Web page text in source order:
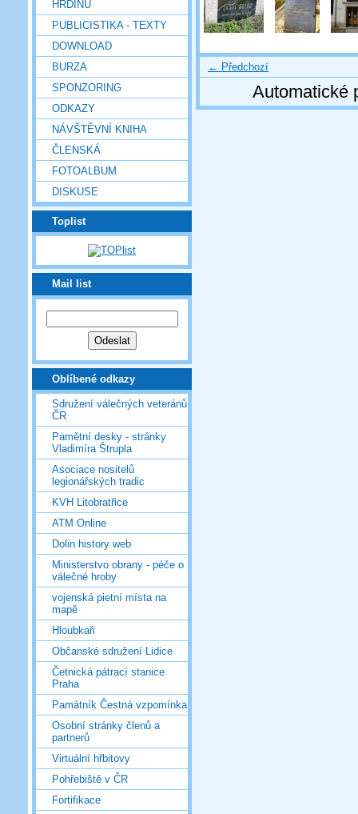
HRDINŮ
PUBLICISTIKA - TEXTY
DOWNLOAD
BURZA
SPONZORING
ODKAZY
NÁVŠTĚVNÍ KNIHA
ČLENSKÁ
FOTOALBUM
DISKUSE
Toplist
Mail list
Oblíbené odkazy
Sdružení válečných veteránů
ČR
Pamětní desky - stránky
Vladimíra Štrupla
Asociace nositelů
legionářských tradic
KVH Litobratřice
ATM Online
Dolin history web
Ministerstvo obrany - péče o
válečné hroby
vojenská pietní místa na
mapě
Hloubkaři
Občanské sdružení Lidice
Četnická pátrací stanice
Praha
Památník Čestná vzpomínka
Osobní stránky členů a
partnerů
Virtuální hřbitovy
Pohřebiště v ČR
Fortifikace
← Předchozí
Automatické